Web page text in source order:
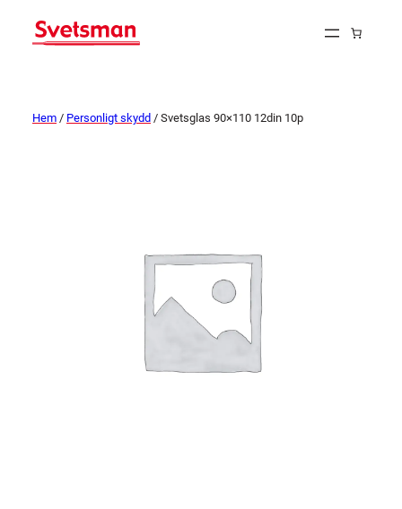
Hem / Personligt skydd / Svetsglas 90×110 12din 10p